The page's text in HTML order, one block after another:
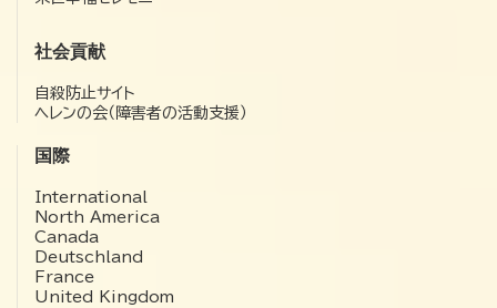
社会貢献
自殺防止サイト
ヘレンの会（障害者の活動支援）
国際
International
North America
Canada
Deutschland
France
United Kingdom